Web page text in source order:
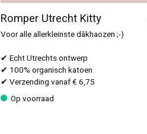
Romper Utrecht Kitty
Voor alle allerkleinste dâkhaozen ;-)
✔ Echt Utrechts ontwerp
✔ 100% organisch katoen
✔ Verzending vanaf € 6,75
Op voorraad